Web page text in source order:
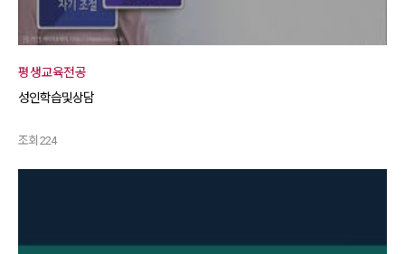
평생교육전공
성인학습및상담
조회 224